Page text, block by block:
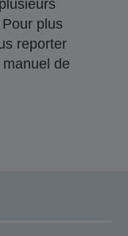
plus
reporter
de